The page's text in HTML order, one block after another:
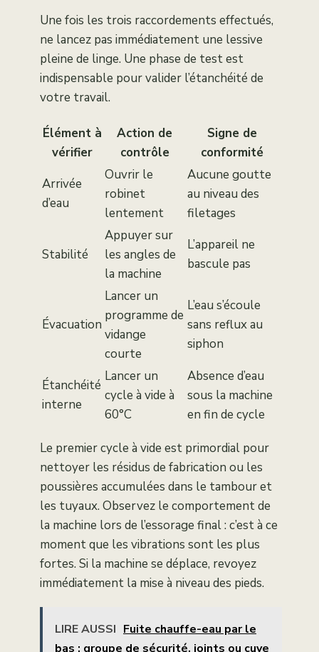
Une fois les trois raccordements effectués,
ne lancez pas immédiatement une lessive
pleine de linge. Une phase de test est
indispensable pour valider l’étanchéité de
votre travail.
Élément à
vérifier
Action de
contrôle
Signe de
conformité
Arrivée
d’eau
Ouvrir le
robinet
lentement
Aucune goutte
au niveau des
filetages
Stabilité
Appuyer sur
les angles de
la machine
L’appareil ne
bascule pas
Évacuation
Lancer un
programme de
vidange
courte
L’eau s’écoule
sans reflux au
siphon
Étanchéité
interne
Lancer un
cycle à vide à
60°C
Absence d’eau
sous la machine
en fin de cycle
Le premier cycle à vide est primordial pour
nettoyer les résidus de fabrication ou les
poussières accumulées dans le tambour et
les tuyaux. Observez le comportement de
la machine lors de l’essorage final : c’est à ce
moment que les vibrations sont les plus
fortes. Si la machine se déplace, revoyez
immédiatement la mise à niveau des pieds.
LIRE AUSSI Fuite chauffe-eau par le
bas : groupe de sécurité, joints ou cuve